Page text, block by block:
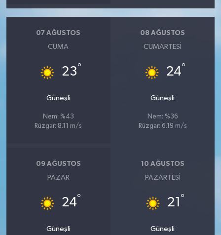
07 AĞUSTOS
CUMA
23°
Güneşli
Nem: %43
Rüzgar: 8.11 m/s
08 AĞUSTOS
CUMARTESI
24°
Güneşli
Nem: %36
Rüzgar: 6.19 m/s
09 AĞUSTOS
PAZAR
24°
Güneşli
10 AĞUSTOS
PAZARTESI
21 °
Güneşli